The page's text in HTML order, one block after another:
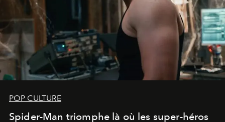
POP CULTURE
Spider-Man triomphe là où les super-héros